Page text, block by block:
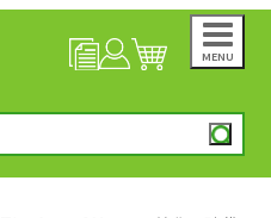
MENU